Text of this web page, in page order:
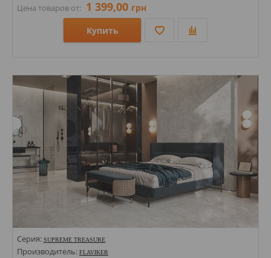
Цена товаров от: 1 399,00 грн
Купить
Стили: Под дерево; Геометрия, орнамент;
Цвета:
Серия: SUPREME TREASURE
Производитель: FLAVIKER